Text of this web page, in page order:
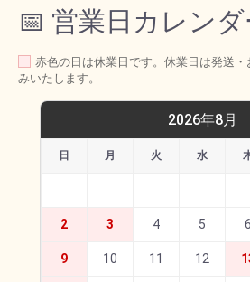
📅 営業日カレンダ
赤色の日は休業日です。休業日は発送
みいたします。
2026年8月
日 月 火 水
2 3 4 5 6
9 10 11 12